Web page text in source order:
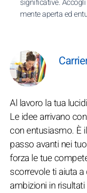
significative.
mente aperta ed
Al lavoro la tua
Le idee arrivano
con entusiasmo. È
passo avanti nei
forza le tue
scorrevole ti aiuta
ambizioni in